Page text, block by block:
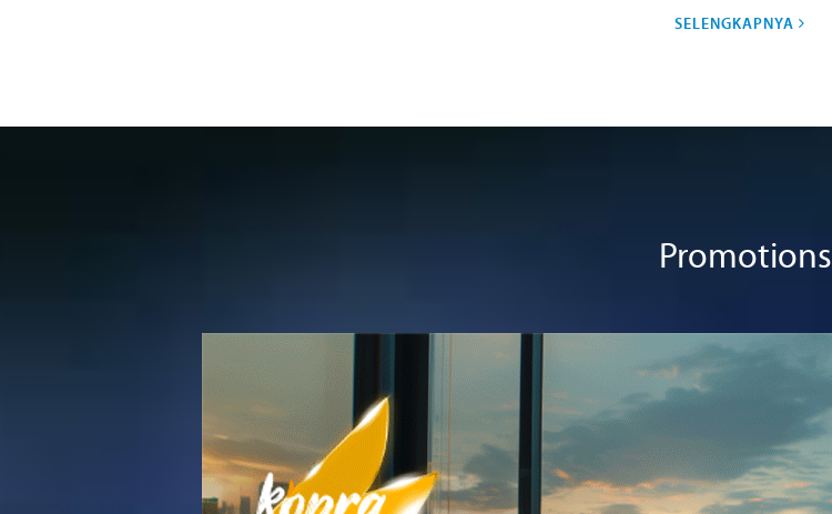
SELENGKAPNYA
Promotions